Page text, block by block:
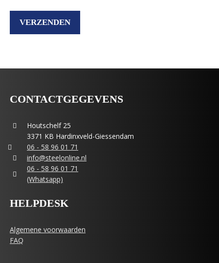
CONTACTGEGEVENS
Houtschelf 25
3371 KB Hardinxveld-Giessendam
06 - 58 96 01 71
info@steelonline.nl
06 - 58 96 01 71
(Whatsapp)
HELPDESK
Algemene voorwaarden
FAQ